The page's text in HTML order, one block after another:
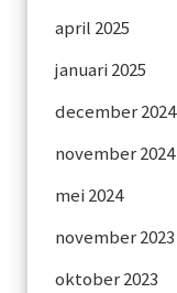
april 2025
januari 2025
december 2024
november 2024
mei 2024
november 2023
oktober 2023